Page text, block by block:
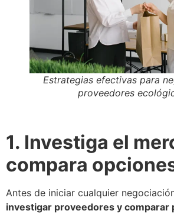
Estrategias efectivas para
proveedores
1. Investiga el
compara
Antes de iniciar cualquier
investigar proveedores y comparar